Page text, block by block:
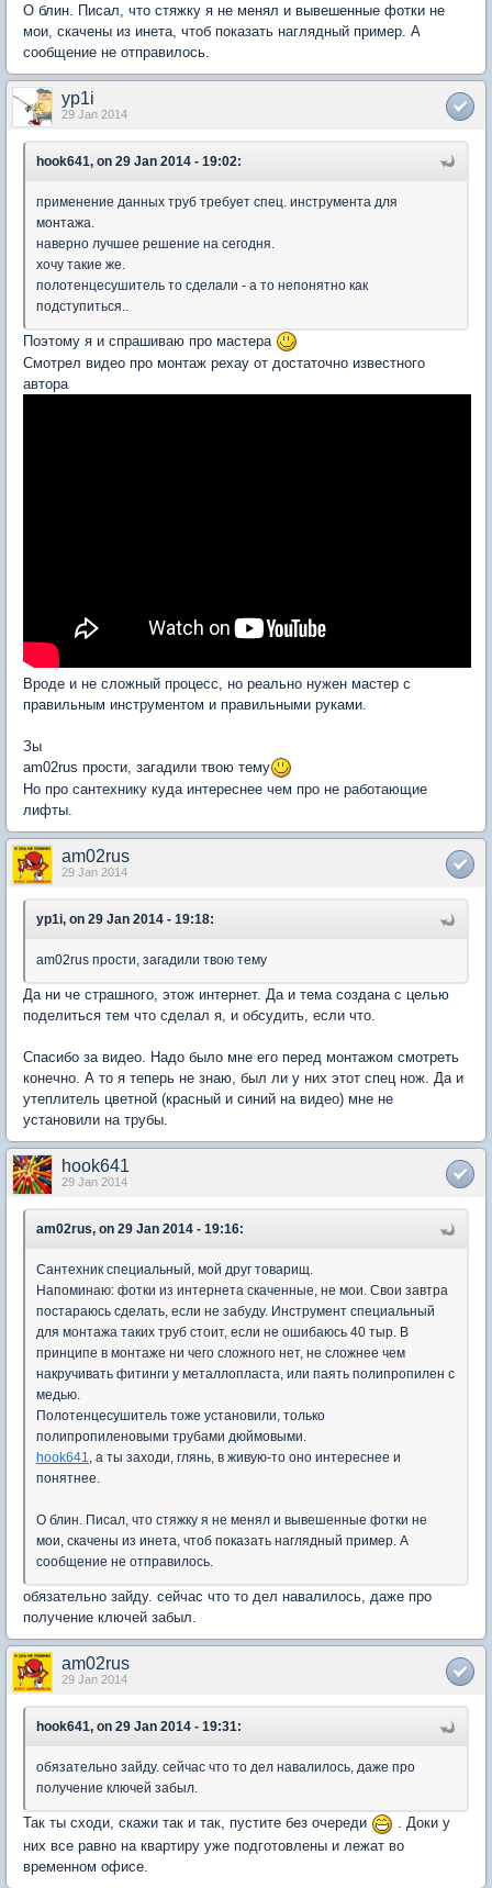
О блин. Писал, что стяжку я не менял и вывешенные фотки не
мои, скачены из инета, чтоб показать наглядный пример. А
сообщение не отправилось.
yp1i
29 Jan 2014
hook641, on 29 Jan 2014 - 19:02:
применение данных труб требует спец. инструмента для
монтажа.
наверно лучшее решение на сегодня.
хочу такие же.
полотенцесушитель то сделали - а то непонятно как
подступиться..
Поэтому я и спрашиваю про мастера
Смотрел видео про монтаж рехау от достаточно известного
автора
Вроде и не сложный процесс, но реально нужен мастер с
правильным инструментом и правильными руками.
Зы
am02rus прости, загадили твою тему
Но про сантехнику куда интереснее чем про не работающие
лифты.
am02rus
29 Jan 2014
yp1i, on 29 Jan 2014 - 19:18:
am02rus прости, загадили твою тему
Да ни че страшного, этож интернет. Да и тема создана с целью
поделиться тем что сделал я, и обсудить, если что.
Спасибо за видео. Надо было мне его перед монтажом смотреть
конечно. А то я теперь не знаю, был ли у них этот спец нож. Да и
утеплитель цветной (красный и синий на видео) мне не
установили на трубы.
hook641
29 Jan 2014
am02rus, on 29 Jan 2014 - 19:16:
Сантехник специальный, мой друг товарищ.
Напоминаю: фотки из интернета скаченные, не мои. Свои завтра
постараюсь сделать, если не забуду. Инструмент специальный
для монтажа таких труб стоит, если не ошибаюсь 40 тыр. В
принципе в монтаже ни чего сложного нет, не сложнее чем
накручивать фитинги у металлопласта, или паять полипропилен с
медью.
Полотенцесушитель тоже установили, только
полипропиленовыми трубами дюймовыми.
hook641, а ты заходи, глянь, в живую-то оно интереснее и
понятнее.
О блин. Писал, что стяжку я не менял и вывешенные фотки не
мои, скачены из инета, чтоб показать наглядный пример. А
сообщение не отправилось.
обязательно зайду. сейчас что то дел навалилось, даже про
получение ключей забыл.
am02rus
29 Jan 2014
hook641, on 29 Jan 2014 - 19:31:
обязательно зайду. сейчас что то дел навалилось, даже про
получение ключей забыл.
Так ты сходи, скажи так и так, пустите без очереди
. Доки у
них все равно на квартиру уже подготовлены и лежат во
временном офисе.